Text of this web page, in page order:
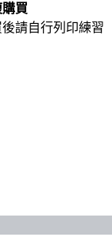
買
請自行列印練習